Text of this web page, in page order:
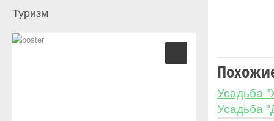
Усадьба
Усадьба
Туризм